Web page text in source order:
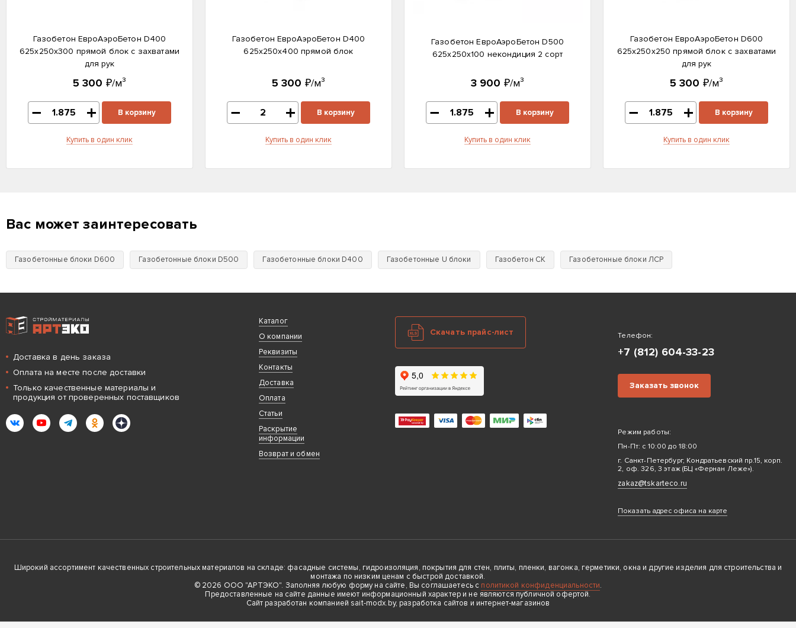
Газобетон ЕвроАэроБетон D400
625х250х300 прямой блок с захватами
для рук
5 300 ₽/м³
В корзину
Купить в один клик
Газобетон ЕвроАэроБетон D400
625х250х400 прямой блок
5 300 ₽/м³
В корзину
Купить в один клик
Газобетон ЕвроАэроБетон D500
625х250х100 некондиция 2 сорт
3 900 ₽/м³
В корзину
Купить в один клик
Газобетон ЕвроАэроБетон D600
625х250х250 прямой блок с захватами
для рук
5 300 ₽/м³
В корзину
Купить в один клик
Вас может заинтересовать
Газобетонные блоки D600 Газобетонные блоки D500 Газобетонные блоки D400 Газобетонные U блоки Газобетон СК Газобетонные блоки ЛСР
Интернет-магазин строительных материалов «АРТЭКО»
Доставка в день заказа
Оплата на месте после доставки
Только качественные материалы и
продукция от проверенных поставщиков
ВКонтактеYouTubeTelegramОдноклассники
Яндекс.Дзен
Каталог
О компании
Реквизиты
Контакты
Доставка
Оплата
Статьи
Раскрытие
информации
Возврат и обмен
Скачать прайс-лист Телефон:
+7 (812) 604-33-23
Заказать звонок
Режим работы:
Пн-Пт: с 10:00 до 18:00
г. Санкт-Петербург, Кондратьевский пр.15, корп.
2, оф. 326, 3 этаж (БЦ «Фернан Леже»).
zakaz@tskarteco.ru
Показать адрес офиса на карте
Широкий ассортимент качественных строительных материалов на складе: фасадные системы, гидроизоляция, покрытия для стен, плиты, пленки, вагонка, герметики, окна и другие изделия для строительства и
монтажа по низким ценам с быстрой доставкой.
© 2026 ООО "АРТЭКО". Заполняя любую форму на сайте, Вы соглашаетесь с политикой конфиденциальности.
Предоставленные на сайте данные имеют информационный характер и не являются публичной офертой.
Cайт разработан компанией sait-modx.by, разработка сайтов и интернет-магазинов